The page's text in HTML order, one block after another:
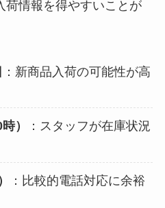
荷情報を得やすいことが
：新商品入荷の可能性が高
）
：スタッフが在庫状況
：比較的電話対応に余裕